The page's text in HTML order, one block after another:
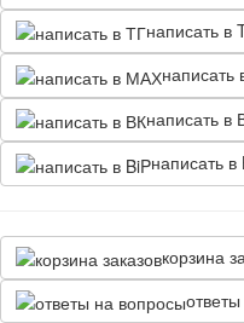
написать в
написать в
написать в
корзина